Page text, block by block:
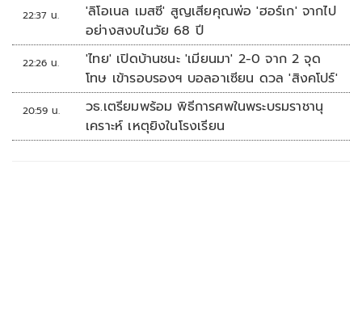
22:37 น.
'ลิโอเนล เมสซี' สูญเสียคุณพ่อ 'ฮอร์เก' จากไป
อย่างสงบในวัย 68 ปี
22:26 น.
'ไทย' เปิดบ้านชนะ 'เมียนมา' 2-0 จาก 2 จุด
โทษ เข้ารอบรองฯ บอลอาเซียน ดวล 'สิงคโปร์'
20:59 น.
วธ.เตรียมพร้อม พิธีการศพในพระบรมราชานุ
เคราะห์ เหตุยิงในโรงเรียน